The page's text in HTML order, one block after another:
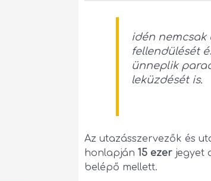
idén
fellendülését
ünneplik
leküzdését is.
Az utazásszervezők és
honlapján 15 ezer jegyet
belépő mellett.